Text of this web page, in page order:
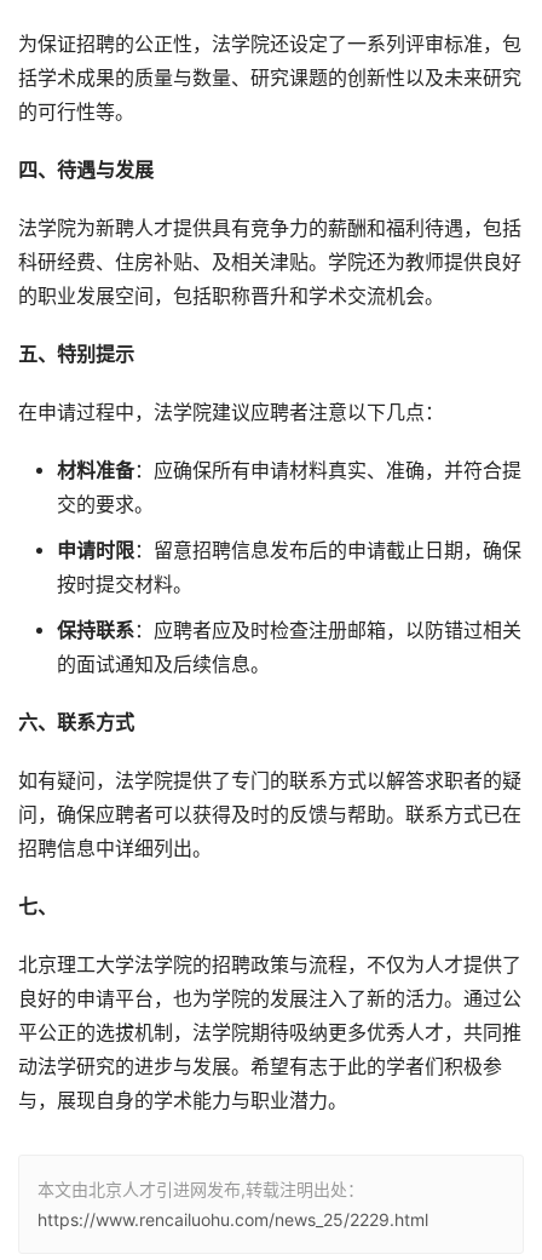
为保证招聘的公正性，法学院还设定了一系列评审标准，包
括学术成果的质量与数量、研究课题的创新性以及未来研究
的可行性等。
四、待遇与发展
法学院为新聘人才提供具有竞争力的薪酬和福利待遇，包括
科研经费、住房补贴、及相关津贴。学院还为教师提供良好
的职业发展空间，包括职称晋升和学术交流机会。
五、特别提示
在申请过程中，法学院建议应聘者注意以下几点：
材料准备：应确保所有申请材料真实、准确，并符合提
交的要求。
申请时限：留意招聘信息发布后的申请截止日期，确保
按时提交材料。
保持联系：应聘者应及时检查注册邮箱，以防错过相关
的面试通知及后续信息。
六、联系方式
如有疑问，法学院提供了专门的联系方式以解答求职者的疑
问，确保应聘者可以获得及时的反馈与帮助。联系方式已在
招聘信息中详细列出。
七、
北京理工大学法学院的招聘政策与流程，不仅为人才提供了
良好的申请平台，也为学院的发展注入了新的活力。通过公
平公正的选拔机制，法学院期待吸纳更多优秀人才，共同推
动法学研究的进步与发展。希望有志于此的学者们积极参
与，展现自身的学术能力与职业潜力。
本文由北京人才引进网发布,转载注明出处：
https://www.rencailuohu.com/news_25/2229.html